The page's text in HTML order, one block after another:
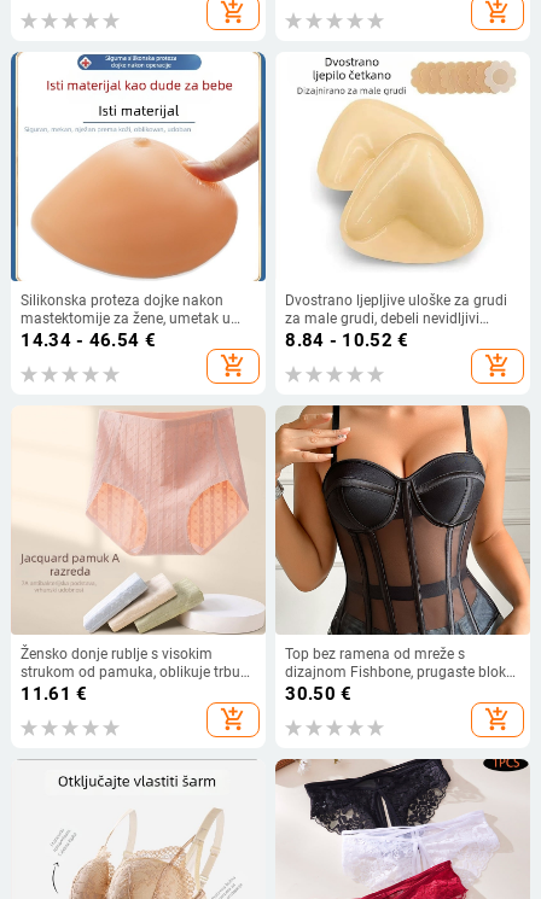
seksi donje rublje
add_shopping_cart add_shopping_cart
Silikonska proteza dojke nakon
mastektomije za žene, umetak u
grudnjak
14.34 - 46.54 €
add_shopping_cart
Dvostrano ljepljive uloške za grudi
za male grudi, debeli nevidljivi
umetci za podizanje, trokutasti
8.84 - 10.52 €
add_shopping_cart
Žensko donje rublje s visokim
strukom od pamuka, oblikuje trbuh,
prozračano, antibakterijsko
11.61 €
add_shopping_cart
Top bez ramena od mreže s
dizajnom Fishbone, prugaste blok
boja, otvoren leđa, duljina struka,
30.50 €
add_shopping_cart